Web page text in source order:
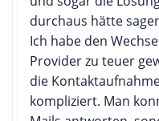
durchaus hätte
Ich habe den
Provider zu teuer
die
kompliziert. Man